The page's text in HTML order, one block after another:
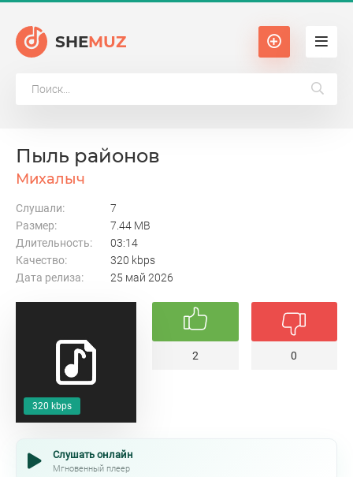
SHEMUZ
320 kbps
Пыль районов
Михалыч
Слушали:
7
Размер:
7.44 MB
Длительность:
03:14
Качество:
320 kbps
Дата релиза:
25 май 2026
2 0
Слушать онлайн
Мгновенный плеер